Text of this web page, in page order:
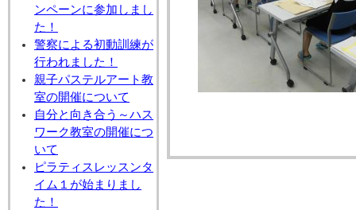
ンペーンに参加しまし
た！
警察による初動訓練が
行われました！
親子パステルアート教
室の開催について
自分と向き合う～ハス
ワーク教室の開催につ
いて
ピラティスレッスンタ
イム１が始まりまし
た！